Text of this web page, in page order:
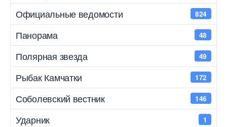
Официальные ведомости 824
Панорама 48
Полярная звезда 49
Рыбак Камчатки 172
Соболевский вестник 146
Ударник 1